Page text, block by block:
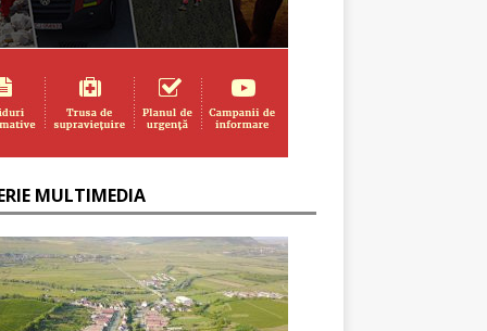
MULTIMEDIA